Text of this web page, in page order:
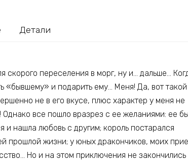
Детали
скорого переселения в морг, ну и… дальше…
«бывшему» и подарить ему… Меня! Да, вот такой
не в его вкусе, плюс характер у меня не
все пошло вразрез с ее желаниями: ее
нашла любовь с другим; король постарался
прошлой жизни; у юных дракончиков, моих
Но и на этом приключения не